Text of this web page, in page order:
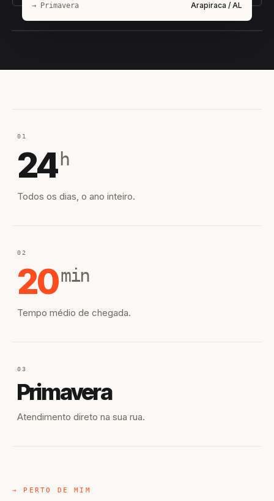
→ Primavera Arapiraca / AL
01
24 h
Todos os dias, o ano inteiro.
02
20min
Tempo médio de chegada.
03
Primavera
Atendimento direto na sua rua.
→ PERTO DE MIM